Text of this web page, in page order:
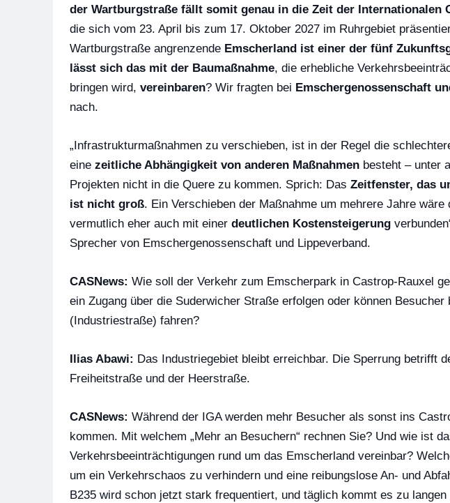
der Wartburgstraße fällt somit genau in die Zeit der Internationalen
die sich vom 23. April bis zum 17. Oktober 2027 im Ruhrgebiet
Wartburgstraße angrenzende Emscherland ist einer der fünf
lässt sich das mit der Baumaßnahme, die erhebliche
bringen wird, vereinbaren? Wir fragten bei Emschergenossenschaft
nach.
„Infrastrukturmaßnahmen zu verschieben, ist in der Regel die
eine zeitliche Abhängigkeit von anderen Maßnahmen besteht – unter
Projekten nicht in die Quere zu kommen. Sprich: Das Zeitfenster, das
ist nicht groß. Ein Verschieben der Maßnahme um mehrere Jahre
vermutlich eher auch mit einer deutlichen Kostensteigerung
Sprecher von Emschergenossenschaft und Lippeverband.
CASNews: Wie soll der Verkehr zum Emscherpark in Castrop-Rauxel
ein Zugang über die Suderwicher Straße erfolgen oder können Besucher
(Industriestraße) fahren?
Ilias Abawi: Das Industriegebiet bleibt erreichbar. Die Sperrung betrifft
Freiheitstraße und der Heerstraße.
CASNews: Während der IGA werden mehr Besucher als sonst ins
kommen. Mit welchem „Mehr an Besuchern“ rechnen Sie? Und wie ist
Verkehrsbeeinträchtigungen rund um das Emscherland vereinbar?
um ein Verkehrschaos zu verhindern und eine reibungslose An- und
B235 wird schon jetzt stark frequentiert, und täglich kommt es zu